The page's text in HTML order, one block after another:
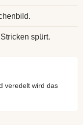
spürt.
veredelt wird das